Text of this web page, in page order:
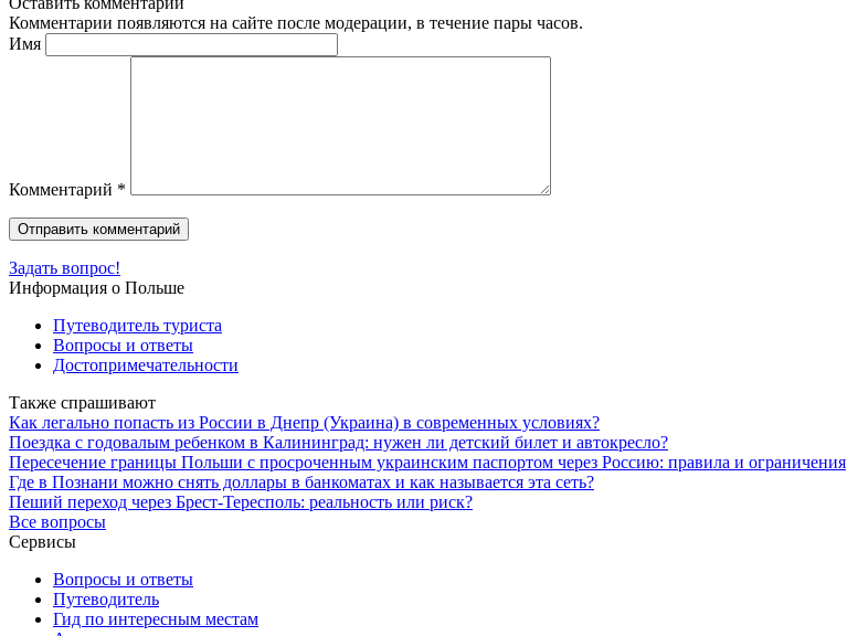
Комментарии появляются на сайте после модерации, в течение пары часов.
Имя
Комментарий *
Задать вопрос!
Информация о Польше
Путеводитель туриста
Вопросы и ответы
Достопримечательности
Также спрашивают
Как легально попасть из России в Днепр (Украина) в современных условиях?
Поездка с годовалым ребенком в Калининград: нужен ли детский билет и автокресло?
Пересечение границы Польши с просроченным украинским паспортом через Россию: правила и ограничения
Где в Познани можно снять доллары в банкоматах и как называется эта сеть?
Пеший переход через Брест-Тересполь: реальность или риск?
Все вопросы
Сервисы
Вопросы и ответы
Путеводитель
Гид по интересным местам